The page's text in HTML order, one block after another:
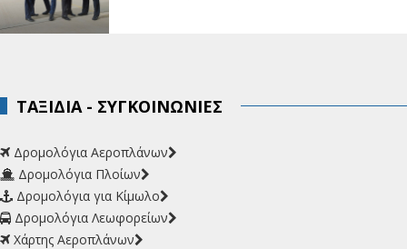
ΤΑΞΙΔΙΑ - ΣΥΓΚΟΙΝΩΝΙΕΣ
Δρομολόγια Αεροπλάνων
Δρομολόγια Πλοίων
Δρομολόγια για Κίμωλο
Δρομολόγια Λεωφορείων
Χάρτης Αεροπλάνων